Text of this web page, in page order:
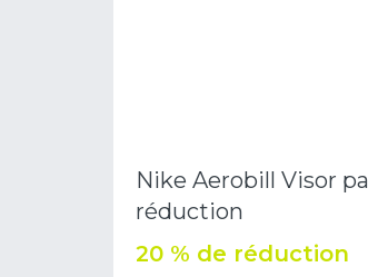
Nike Aerobill Visor
réduction
20 % de réduction